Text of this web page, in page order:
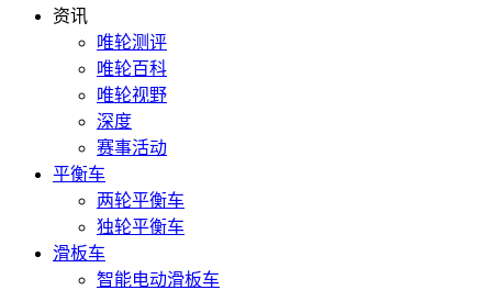
资讯
唯轮测评
唯轮百科
唯轮视野
深度
赛事活动
平衡车
两轮平衡车
独轮平衡车
滑板车
智能电动滑板车